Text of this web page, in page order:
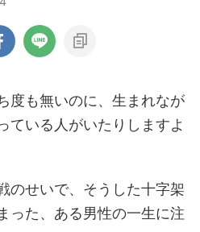
度も無いのに、生まれなが
ている人がいたりしますよ
のせいで、そうした十字架
った、ある男性の一生に注